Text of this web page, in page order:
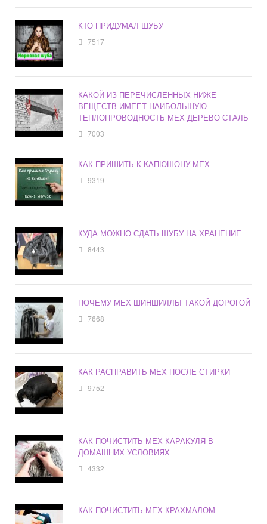
КТО ПРИДУМАЛ ШУБУ
7517
КАКОЙ ИЗ ПЕРЕЧИСЛЕННЫХ НИЖЕ
ВЕЩЕСТВ ИМЕЕТ НАИБОЛЬШУЮ
ТЕПЛОПРОВОДНОСТЬ МЕХ ДЕРЕВО СТАЛЬ
7003
КАК ПРИШИТЬ К КАПЮШОНУ МЕХ
9319
КУДА МОЖНО СДАТЬ ШУБУ НА ХРАНЕНИЕ
8443
ПОЧЕМУ МЕХ ШИНШИЛЛЫ ТАКОЙ ДОРОГОЙ
7668
КАК РАСПРАВИТЬ МЕХ ПОСЛЕ СТИРКИ
9752
КАК ПОЧИСТИТЬ МЕХ КАРАКУЛЯ В
ДОМАШНИХ УСЛОВИЯХ
4332
КАК ПОЧИСТИТЬ МЕХ КРАХМАЛОМ